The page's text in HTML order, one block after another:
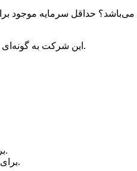
این شرکت به گونه‌ای طراحی شده است که بسیار قوانین ساده و شرایط مناسبی دارد.
برای سرمایه گذاری تنها یک فرد کافیست و نیاز به مشارکت ندارد.
برای ثبت نوع سرمایه گذاری باید به یکی از بخش ها ثبت مراجعه کنید.